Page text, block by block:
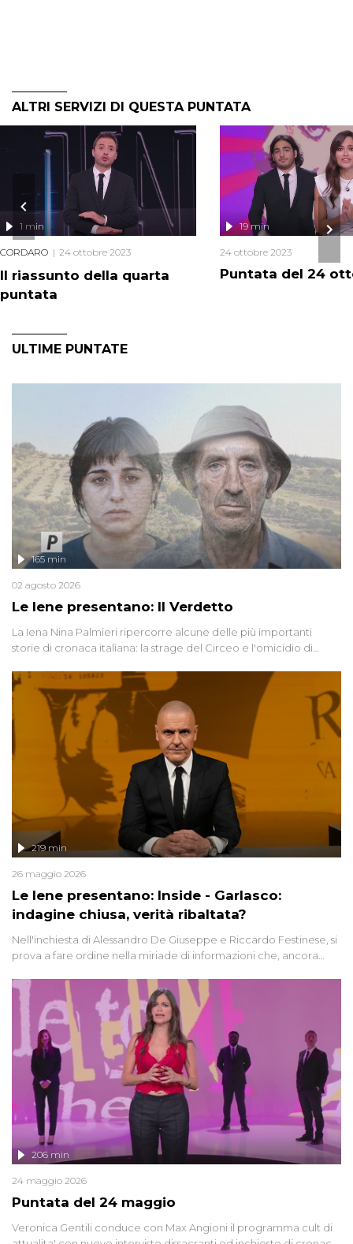
ALTRI SERVIZI DI QUESTA PUNTATA
Il riassunto della quarta
puntata
1 min
CORDARO 24 ottobre 2023
Puntata del 24
19 min
24 ottobre 2023
ULTIME PUNTATE
Le Iene presentano: Il Verdetto
165 min
02 agosto 2026
La Iena Nina Palmieri ripercorre alcune delle più importanti
storie di cronaca italiana: la strage del Circeo e l'omicidio di
Le Iene presentano: Inside - Garlasco:
indagine chiusa, verità ribaltata?
219 min
26 maggio 2026
Nell'inchiesta di Alessandro De Giuseppe e Riccardo Festinese, si
prova a fare ordine nella miriade di informazioni che, ancora
giudiziarie più discusse degli ultimi anni. Lo speciale ricostruisce la
vicenda mettendo in fila testimonianze, errori, dettagli
controversi e i protagonisti di un'indagine che sembra non avere
fine.
Puntata del 24 maggio
206 min
24 maggio 2026
Veronica Gentili conduce con Max Angioni il programma cult di